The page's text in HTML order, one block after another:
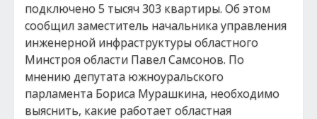
подключено 5 тысяч 303 квартиры. Об этом
сообщил заместитель начальника управления
инженерной инфраструктуры областного
Минстроя области Павел Самсонов. По
мнению депутата южноуральского
парламента Бориса Мурашкина, необходимо
выяснить, какие работает областная